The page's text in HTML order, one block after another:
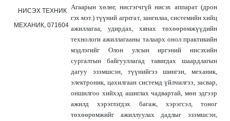
НИСЭХ ТЕХНИК
МЕХАНИК, 071604
Агаарын хөлөг, нисгэгчгүй нисэх аппарат (дрон
гэх мэт.) түүний агрегат, зангилаа, системийн хийц
ажиллагаа, удирдах, хянах төхөөрөмжүүдийн
технологи ажиллагааны талаарх онол практикийн
мэдлэгийг Олон улсын иргэний нисэхийн
сургалтын байгууллагад тавигдах шаардлагын
дагуу эзэмшсэн, түүнийгээ шингэн, механик,
электроник, цахилгаан системд үйлчилгээ, засвар,
оншилгоо хийхэд ашиглах чадвартай, мөн эдгээр
ажилд хэрэглэгдэх багаж, хэрэгсэл, тоног
төхөөрөмжийг ажиллуулах дадлыг эзэмшсэн,